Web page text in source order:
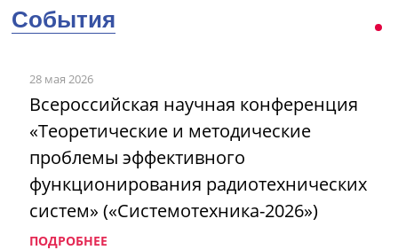
События
28 мая 2026
Всероссийская научная конференция
«Теоретические и методические
проблемы эффективного
функционирования радиотехнических
систем» («Системотехника-2026»)
ПОДРОБНЕЕ